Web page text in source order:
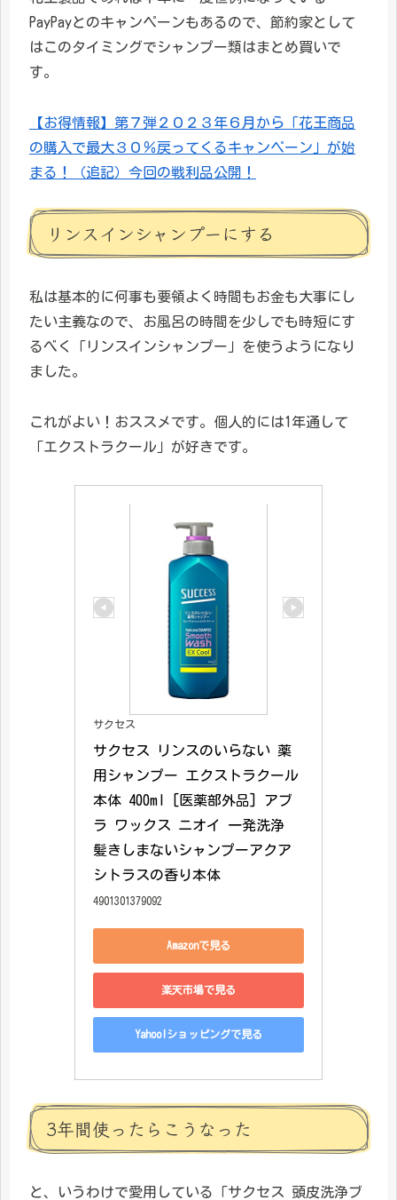
PayPayとのキャンペーンもあるので、節約家として
はこのタイミングでシャンプー類はまとめ買いで
す。
【お得情報】第７弾２０２３年６月から「花王商品
の購入で最大３０％戻ってくるキャンペーン」が始
まる！（追記）今回の戦利品公開！
リンスインシャンプーにする
私は基本的に何事も要領よく時間もお金も大事にし
たい主義なので、お風呂の時間を少しでも時短にす
るべく「リンスインシャンプー」を使うようになり
ました。
これがよい！おススメです。個人的には1年通して
「エクストラクール」が好きです。
サクセス
サクセス リンスのいらない 薬
用シャンプー エクストラクール
本体 400ml [医薬部外品] アブ
ラ ワックス ニオイ 一発洗浄
髪きしまないシャンプーアクア
シトラスの香り本体
4901301379092
Amazonで見る
楽天市場で見る
Yahoo!ショッピングで見る
3年間使ったらこうなった
と、いうわけで愛用している「サクセス 頭皮洗浄ブ